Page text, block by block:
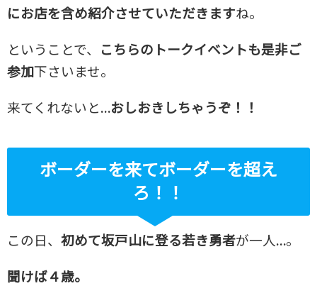
にお店を含め紹介させていただきますね。
ということで、
こちらのトークイベントも是非ご
参加下さいませ。
来てくれないと…おしおきしちゃうぞ！！
ボーダーを来てボーダーを超え
ろ！！
この日、 初めて坂戸山に登る若き勇者が一人…。
聞けば４歳。